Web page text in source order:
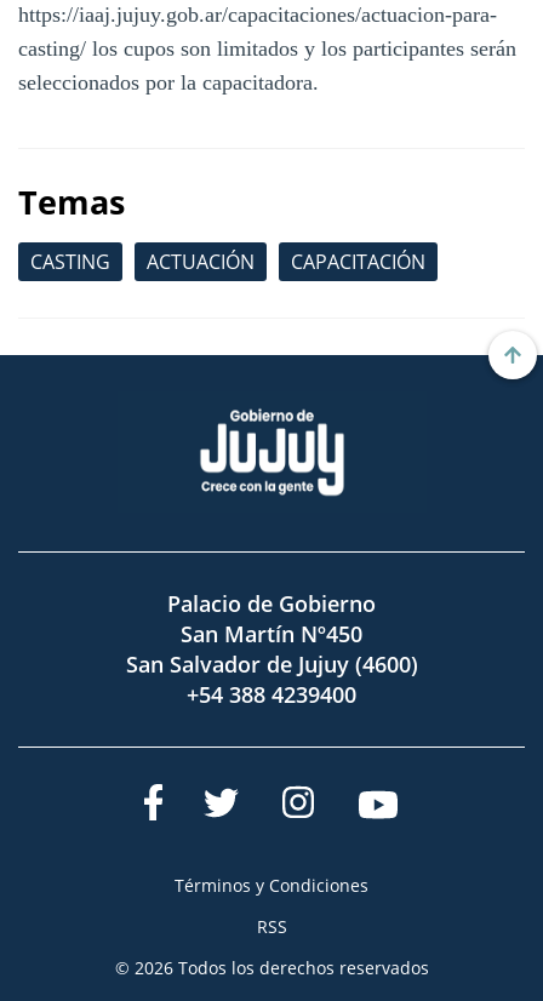
https://iaaj.jujuy.gob.ar/capacitaciones/actuacion-para-
casting/ los cupos son limitados y los participantes serán
seleccionados por la capacitadora.
Temas
CASTING ACTUACIÓN CAPACITACIÓN
Palacio de Gobierno
San Martín Nº450
San Salvador de Jujuy (4600)
+54 388 4239400
Términos y Condiciones
RSS
© 2026 Todos los derechos reservados